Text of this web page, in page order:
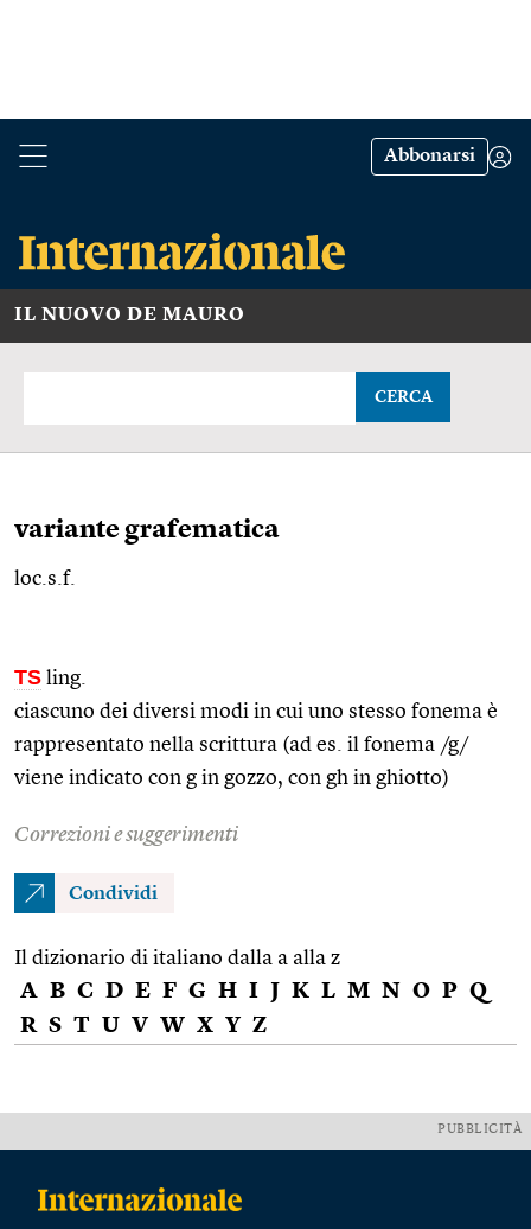
Abbonarsi
IL NUOVO DE MAURO
CERCA
variante grafematica
loc.s.f.
TS ling.
ciascuno dei diversi modi in cui uno stesso fonema è
rappresentato nella scrittura (ad es. il fonema /g/
viene indicato con g in gozzo, con gh in ghiotto)
Correzioni e suggerimenti
Condividi
Il dizionario di italiano dalla a alla z
A B C D E F G H I J K L M N O P Q
R S T U V W X Y Z
PUBBLICITÀ